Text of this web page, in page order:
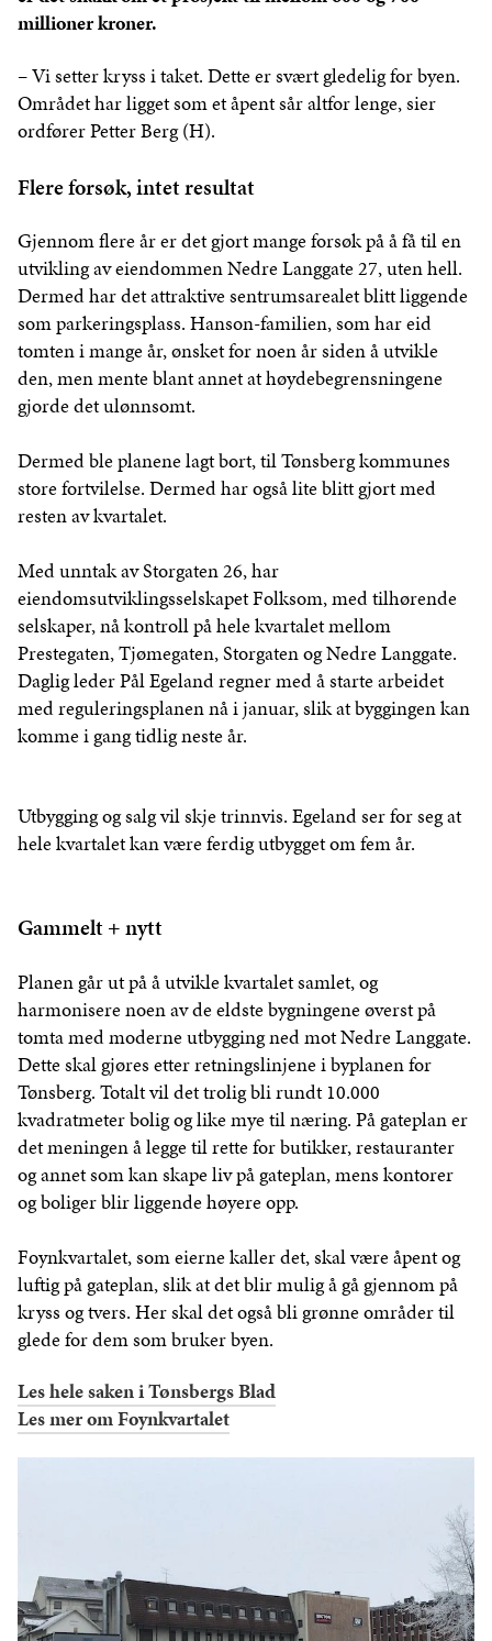
millioner kroner.
– Vi setter kryss i taket. Dette er svært gledelig for byen.
Området har ligget som et åpent sår altfor lenge, sier
ordfører Petter Berg (H).
Flere forsøk, intet resultat
Gjennom flere år er det gjort mange forsøk på å få til en
utvikling av eiendommen Nedre Langgate 27, uten hell.
Dermed har det attraktive sentrumsarealet blitt liggende
som parkeringsplass. Hanson-familien, som har eid
tomten i mange år, ønsket for noen år siden å utvikle
den, men mente blant annet at høydebegrensningene
gjorde det ulønnsomt.
Dermed ble planene lagt bort, til Tønsberg kommunes
store fortvilelse. Dermed har også lite blitt gjort med
resten av kvartalet.
Med unntak av Storgaten 26, har
eiendomsutviklingsselskapet Folksom, med tilhørende
selskaper, nå kontroll på hele kvartalet mellom
Prestegaten, Tjømegaten, Storgaten og Nedre Langgate.
Daglig leder Pål Egeland regner med å starte arbeidet
med reguleringsplanen nå i januar, slik at byggingen kan
komme i gang tidlig neste år.
Utbygging og salg vil skje trinnvis. Egeland ser for seg at
hele kvartalet kan være ferdig utbygget om fem år.
Gammelt + nytt
Planen går ut på å utvikle kvartalet samlet, og
harmonisere noen av de eldste bygningene øverst på
tomta med moderne utbygging ned mot Nedre Langgate.
Dette skal gjøres etter retningslinjene i byplanen for
Tønsberg. Totalt vil det trolig bli rundt 10.000
kvadratmeter bolig og like mye til næring. På gateplan er
det meningen å legge til rette for butikker, restauranter
og annet som kan skape liv på gateplan, mens kontorer
og boliger blir liggende høyere opp.
Foynkvartalet, som eierne kaller det, skal være åpent og
luftig på gateplan, slik at det blir mulig å gå gjennom på
kryss og tvers. Her skal det også bli grønne områder til
glede for dem som bruker byen.
Les hele saken i Tønsbergs Blad
Les mer om Foynkvartalet